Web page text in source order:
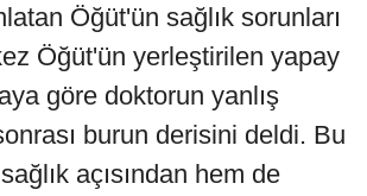
Öğüt'ün sağlık sorunları
Öğüt'ün yerleştirilen yapay
göre doktorun yanlış
burun derisini deldi. Bu
açısından hem de